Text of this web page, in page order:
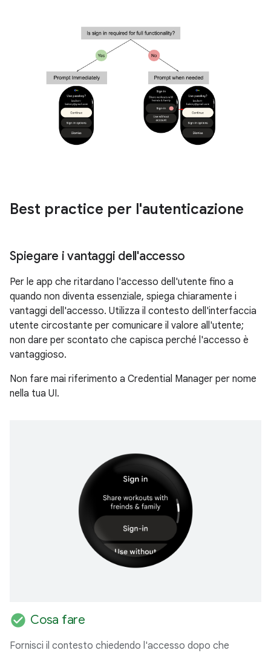
Best practice per l'autenticazione
Spiegare i vantaggi dell'accesso
Per le app che ritardano l'accesso dell'utente fino a
quando non diventa essenziale, spiega chiaramente i
vantaggi dell'accesso. Utilizza il contesto dell'interfaccia
utente circostante per comunicare il valore all'utente;
non dare per scontato che capisca perché l'accesso è
vantaggioso.
Non fare mai riferimento a Credential Manager per nome
nella tua UI.
check_circle Cosa fare
Fornisci il contesto chiedendo l'accesso dopo che